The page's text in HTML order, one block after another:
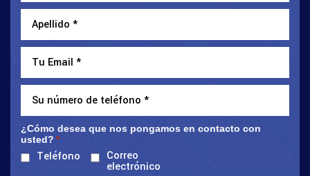
¿Cómo desea que nos pongamos en contacto con
usted? *
Teléfono Correo
electrónico